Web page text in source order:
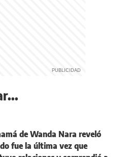
de Wanda Nara reveló
fue la última vez que